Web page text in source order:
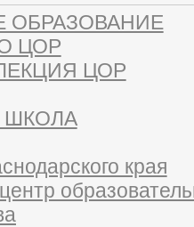
ОБРАЗОВАНИЕ
ЦОР
ЦОР
ШКОЛА
края